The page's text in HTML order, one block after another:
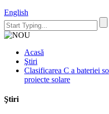
English
Acasă
Ştiri
Clasificarea C a bateriei
proiecte solare
Ştiri